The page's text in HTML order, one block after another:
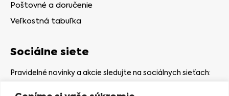
Poštovné a doručenie
Veľkostná tabuľka
Sociálne siete
Pravidelné novinky a akcie sledujte na sociálnych sieťach: